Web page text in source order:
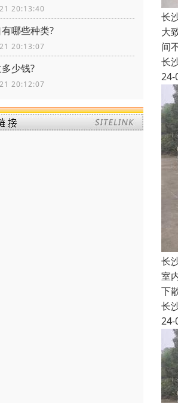
20:13:40
哪些种类?
20:13:07
少钱?
20:12:07
长
大
间
长
24-
长
室
下
长
24-